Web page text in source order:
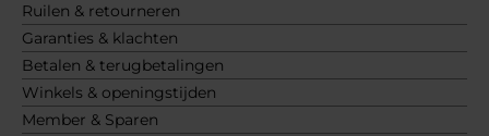
Ruilen & retourneren
Garanties & klachten
Betalen & terugbetalingen
Winkels & openingstijden
Member & Sparen